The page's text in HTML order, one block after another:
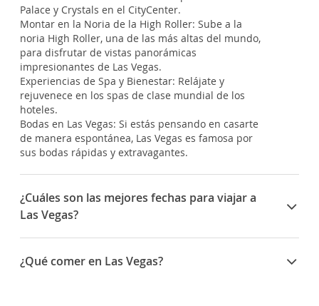
Palace y Crystals en el CityCenter.
Montar en la Noria de la High Roller: Sube a la
noria High Roller, una de las más altas del mundo,
para disfrutar de vistas panorámicas
impresionantes de Las Vegas.
Experiencias de Spa y Bienestar: Relájate y
rejuvenece en los spas de clase mundial de los
hoteles.
Bodas en Las Vegas: Si estás pensando en casarte
de manera espontánea, Las Vegas es famosa por
sus bodas rápidas y extravagantes.
¿Cuáles son las mejores fechas para viajar a
Las Vegas?
Aquí tienes algunas fechas importantes y
festividades típicas en Las Vegas:
Año Nuevo (31 de diciembre - 1 de enero): La
¿Qué comer en Las Vegas?